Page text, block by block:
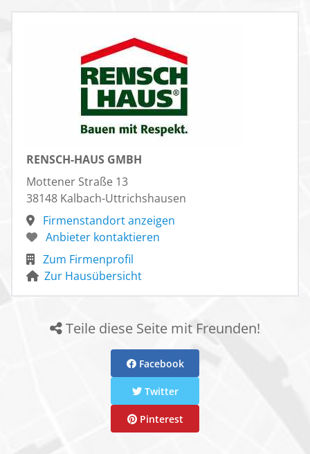
RENSCH-HAUS GMBH
Mottener Straße 13
38148 Kalbach-Uttrichshausen
Firmenstandort anzeigen
Anbieter kontaktieren
Zum Firmenprofil
Zur Hausübersicht
Teile diese Seite mit Freunden!
Facebook
Twitter
Pinterest